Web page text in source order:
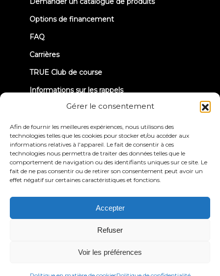
Gérer le consentement
Afin de fournir les meilleures expériences, nous utilisons des
technologies telles que les cookies pour stocker et/ou accéder aux
informations relatives à l'appareil. Le fait de consentir à ces
technologies nous permettra de traiter des données telles que le
comportement de navigation ou des identifiants uniques sur ce site. Le
fait de ne pas consentir ou de retirer son consentement peut avoir un
effet négatif sur certaines caractéristiques et fonctions.
Accepter
Refuser
Voir les préférences
Options de financement
FAQ
Carrières
TRUE Club de course
Informations sur les rappels
© 2026 True Fitness. All Rights Reserved
confidentialité
d'utilisation
Déclaration d'accessibilité